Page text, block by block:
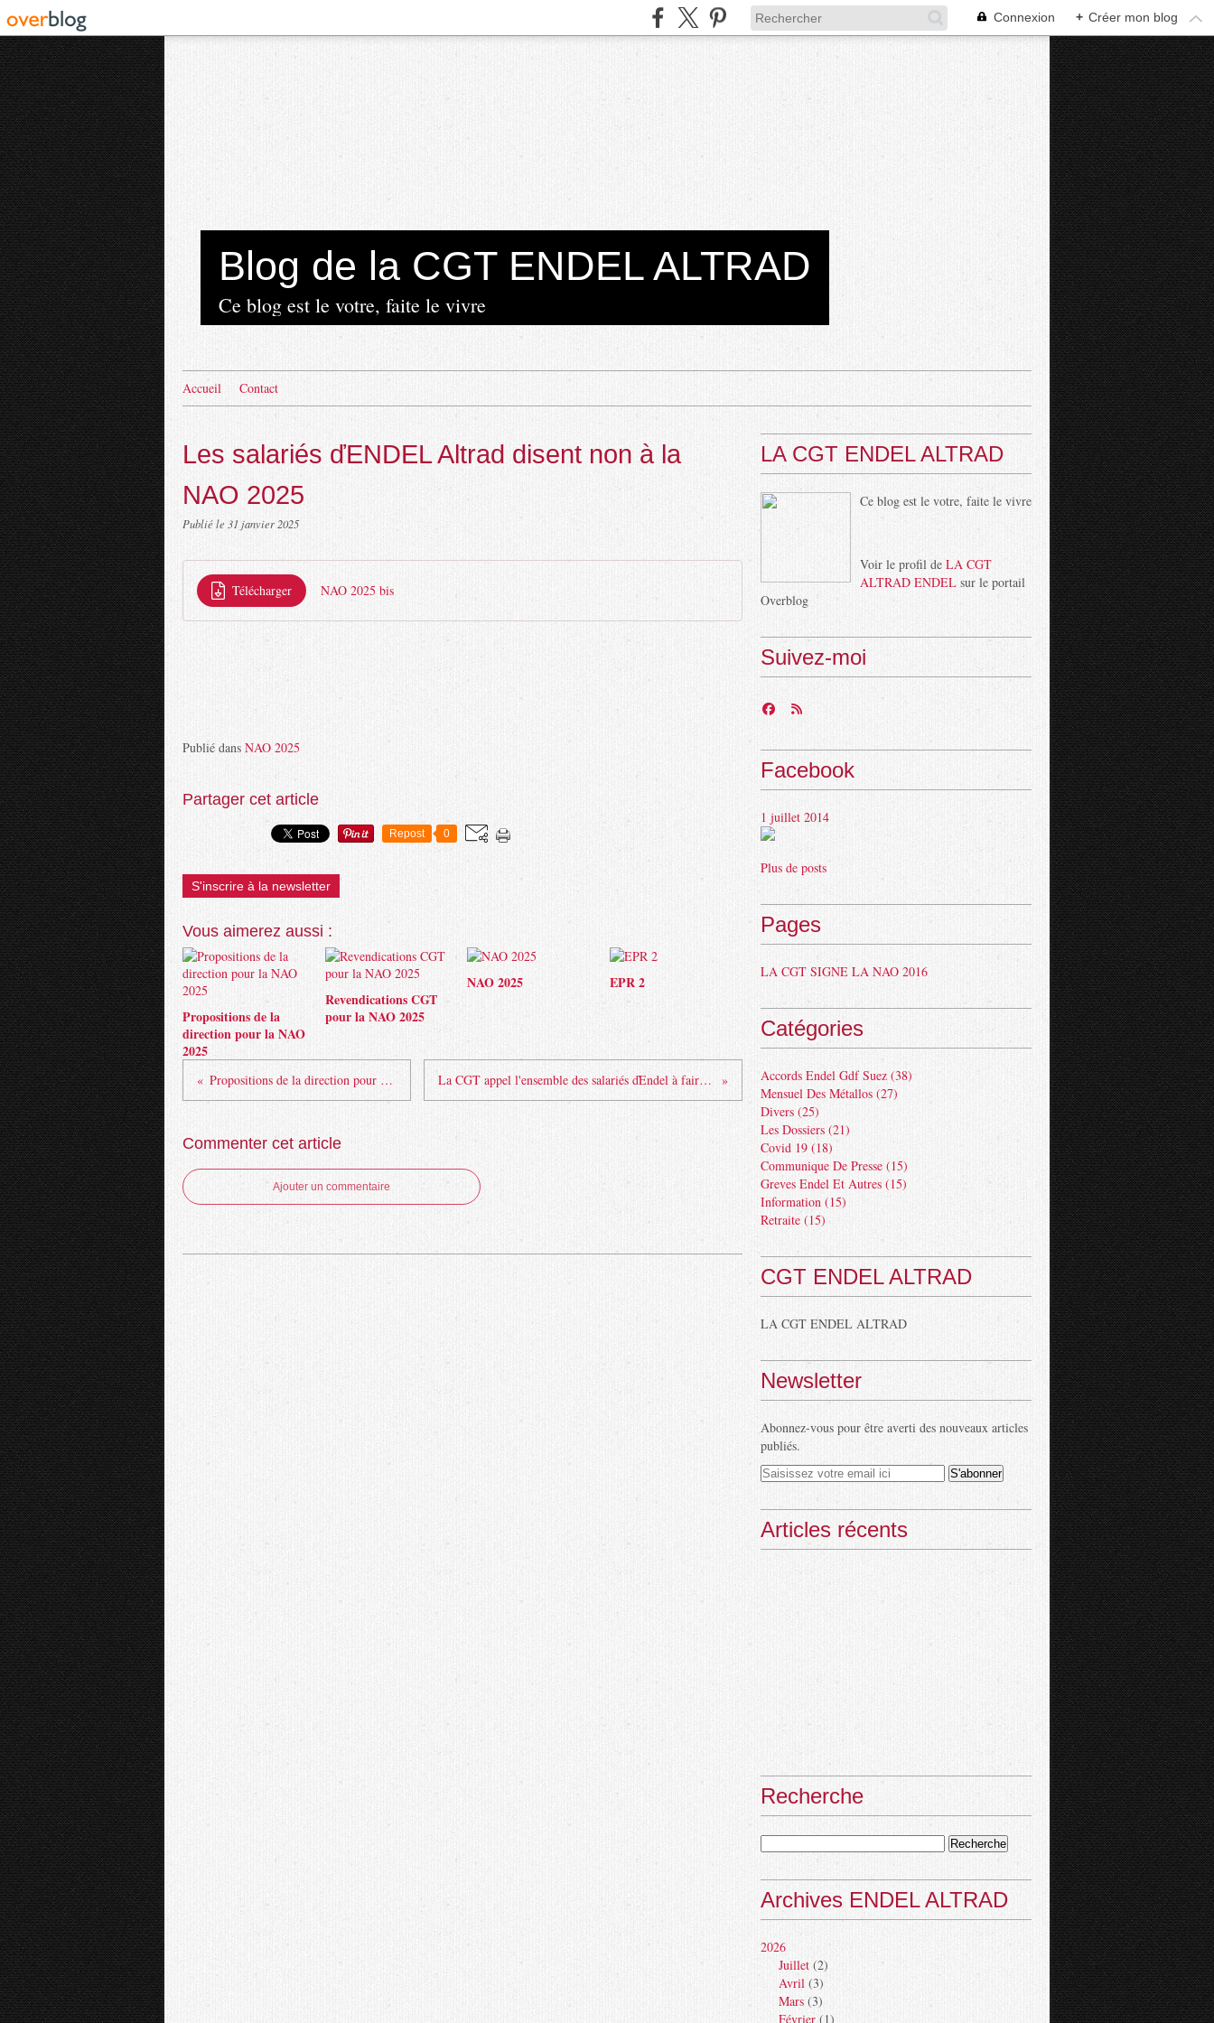
Connexion + Créer mon blog
Blog de la CGT ENDEL ALTRAD
Ce blog est le votre, faite le vivre
Accueil Contact
Les salariés ďENDEL Altrad disent non à la
NAO 2025
Publié le 31 janvier 2025
Télécharger NAO 2025 bis
Publié dans NAO 2025
Partager cet article
Repost 0
S'inscrire à la newsletter
Vous aimerez aussi :
Propositions de la
direction pour la NAO
2025
Revendications CGT
pour la NAO 2025
NAO 2025 EPR 2
Propositions de la direction pour la NAO 2025 La CGT appel l'ensemble des salariés ďEndel à faire la grève du Zèle
Commenter cet article
Ajouter un commentaire
LA CGT ENDEL ALTRAD
Ce blog est le votre, faite le vivre
Voir le profil de LA CGT
ALTRAD ENDEL sur le portail
Overblog
Suivez-moi
Facebook
1 juillet 2014
Plus de posts
Pages
LA CGT SIGNE LA NAO 2016
Catégories
Accords Endel Gdf Suez (38)
Mensuel Des Métallos (27)
Divers (25)
Les Dossiers (21)
Covid 19 (18)
Communique De Presse (15)
Greves Endel Et Autres (15)
Information (15)
Retraite (15)
CGT ENDEL ALTRAD
LA CGT ENDEL ALTRAD
Newsletter
Abonnez-vous pour être averti des nouveaux articles
publiés.
Articles récents
Recherche
Archives ENDEL ALTRAD
2026
Juillet (2)
Avril (3)
Mars (3)
Février (1)